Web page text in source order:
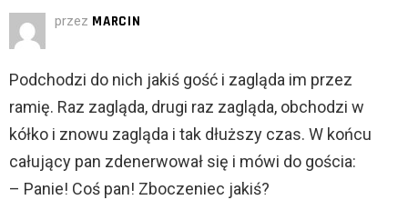
przez MARCIN
Podchodzi do nich jakiś gość i zagląda im przez
ramię. Raz zagląda, drugi raz zagląda, obchodzi w
kółko i znowu zagląda i tak dłuższy czas. W końcu
całujący pan zdenerwował się i mówi do gościa:
– Panie! Coś pan! Zboczeniec jakiś?